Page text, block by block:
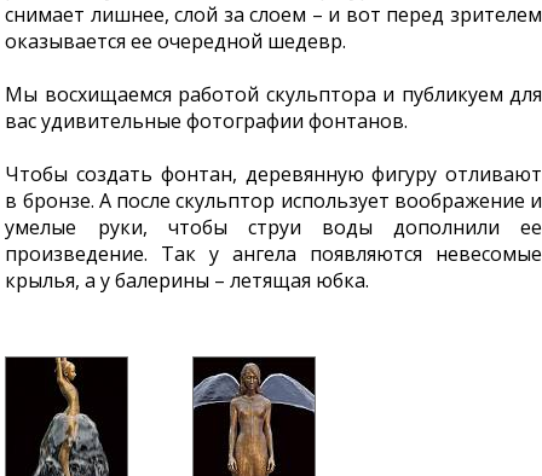
снимает лишнее, слой за слоем – и вот перед зрителем
оказывается ее очередной шедевр.
Мы восхищаемся работой скульптора и публикуем для
вас удивительные фотографии фонтанов.
Чтобы создать фонтан, деревянную фигуру отливают
в бронзе. А после скульптор использует воображение и
умелые руки, чтобы струи воды дополнили ее
произведение. Так у ангела появляются невесомые
крылья, а у балерины – летящая юбка.